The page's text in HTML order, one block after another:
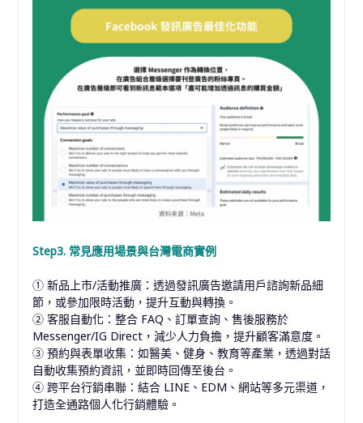
Step3. 常見應用場景與台灣電商實例
① 新品上市/活動推廣：透過發訊廣告邀請用戶諮詢新品細
節，或參加限時活動，提升互動與轉換。
② 客服自動化：整合 FAQ、訂單查詢、售後服務於
Messenger/IG Direct，減少人力負擔，提升顧客滿意度。
③ 預約與表單收集：如醫美、健身、教育等產業，透過對話
自動收集預約資訊，並即時回傳至後台。
④ 跨平台行銷串聯：結合 LINE、EDM、網站等多元渠道，
打造全通路個人化行銷體驗。